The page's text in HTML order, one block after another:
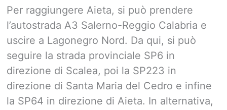
Per raggiungere Aieta, si può prendere
l’autostrada A3 Salerno-Reggio Calabria e
uscire a Lagonegro Nord. Da qui, si può
seguire la strada provinciale SP6 in
direzione di Scalea, poi la SP223 in
direzione di Santa Maria del Cedro e infine
la SP64 in direzione di Aieta. In alternativa,